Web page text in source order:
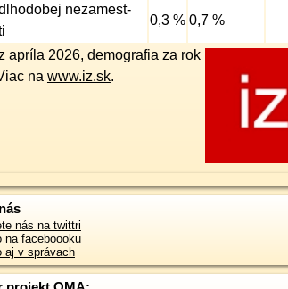
nezamest­
0,3 % 0,7 %
apríla 2026, demografia za rok
na www.iz.sk.
nás na twittri
na faceboooku
aj v správach